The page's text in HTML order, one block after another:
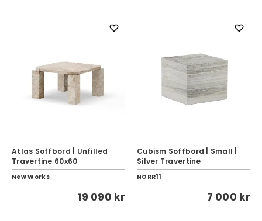
Atlas Soffbord | Unfilled
Travertine 60x60
New Works
19 090 kr
Cubism Soffbord | Small |
Silver Travertine
NORR11
7 000 kr